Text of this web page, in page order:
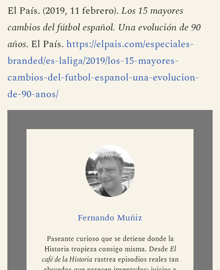
https://es.wikipedia.org/wiki/F%C3%BAtbol_en
_Espa%C3%B1a
El País. (2019, 11 febrero). Los 15 mayores
cambios del fútbol español. Una evolución de 90
años. El País.https://elpais.com/especiales-
branded/es-laliga/2019/los-15-mayores-
cambios-del-futbol-espanol-una-evolucion-
de-90-anos/
Fernando Muñiz